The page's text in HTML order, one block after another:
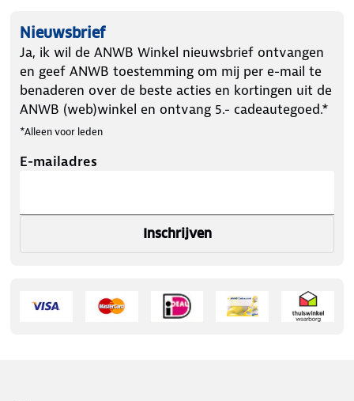
Nieuwsbrief
Ja, ik wil de ANWB Winkel nieuwsbrief ontvangen
en geef ANWB toestemming om mij per e-mail te
benaderen over de beste acties en kortingen uit de
ANWB (web)winkel en ontvang 5.- cadeautegoed.*
*Alleen voor leden
E-mailadres
Inschrijven